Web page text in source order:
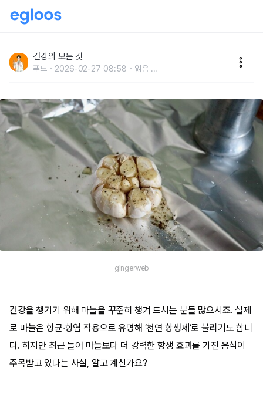
건강의 모든 것
푸드 2026-02-27 08:58 읽음 ...
gingerweb
건강을 챙기기 위해 마늘을 꾸준히 챙겨 드시는 분들 많으시죠. 실제
로 마늘은 항균·항염 작용으로 유명해 ‘천연 항생제’로 불리기도 합니
다. 하지만 최근 들어 마늘보다 더 강력한 항생 효과를 가진 음식이
주목받고 있다는 사실, 알고 계신가요?